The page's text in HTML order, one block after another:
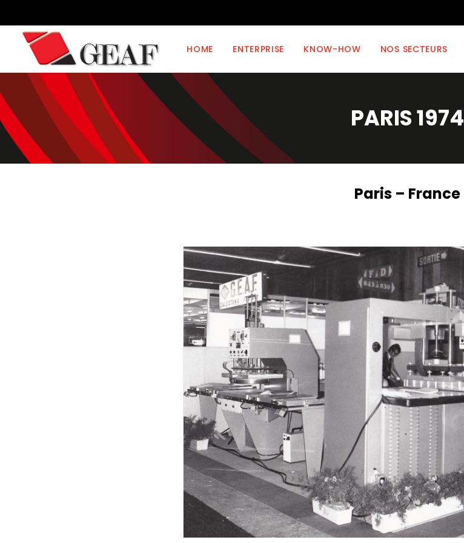
HOME ENTERPRISE KNOW-HOW NOS SECTEURS
PARIS 1974
Paris – France